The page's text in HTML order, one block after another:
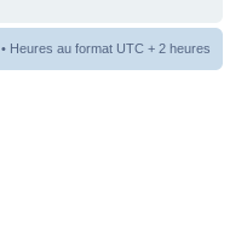
• Heures au format UTC + 2 heures